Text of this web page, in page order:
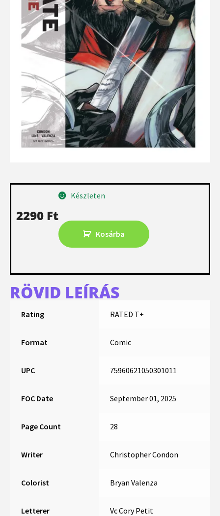
2290 Ft
Készleten
Kosárba
RÖVID LEÍRÁS
Rating RATED T+
Format Comic
UPC 75960621050301011
FOC Date September 01, 2025
Page Count 28
Writer Christopher Condon
Colorist Bryan Valenza
Letterer Vc Cory Petit